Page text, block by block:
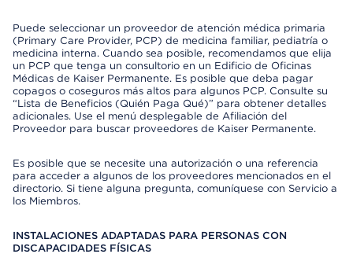
Puede seleccionar un proveedor de atención médica primaria
(Primary Care Provider, PCP) de medicina familiar, pediatría o
medicina interna. Cuando sea posible, recomendamos que elija
un PCP que tenga un consultorio en un Edificio de Oficinas
Médicas de Kaiser Permanente. Es posible que deba pagar
copagos o coseguros más altos para algunos PCP. Consulte su
“Lista de Beneficios (Quién Paga Qué)” para obtener detalles
adicionales. Use el menú desplegable de Afiliación del
Proveedor para buscar proveedores de Kaiser Permanente.
Es posible que se necesite una autorización o una referencia
para acceder a algunos de los proveedores mencionados en el
directorio. Si tiene alguna pregunta, comuníquese con Servicio a
los Miembros.
INSTALACIONES ADAPTADAS PARA PERSONAS CON
DISCAPACIDADES FÍSICAS